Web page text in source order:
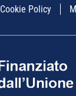
Cookie Policy